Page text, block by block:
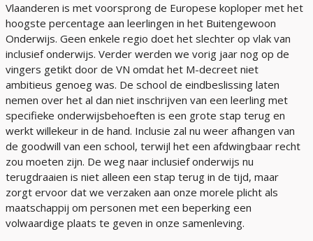
Vlaanderen is met voorsprong de Europese koploper met het
hoogste percentage aan leerlingen in het Buitengewoon
Onderwijs. Geen enkele regio doet het slechter op vlak van
inclusief onderwijs. Verder werden we vorig jaar nog op de
vingers getikt door de VN omdat het M-decreet niet
ambitieus genoeg was. De school de eindbeslissing laten
nemen over het al dan niet inschrijven van een leerling met
specifieke onderwijsbehoeften is een grote stap terug en
werkt willekeur in de hand. Inclusie zal nu weer afhangen van
de goodwill van een school, terwijl het een afdwingbaar recht
zou moeten zijn. De weg naar inclusief onderwijs nu
terugdraaien is niet alleen een stap terug in de tijd, maar
zorgt ervoor dat we verzaken aan onze morele plicht als
maatschappij om personen met een beperking een
volwaardige plaats te geven in onze samenleving.